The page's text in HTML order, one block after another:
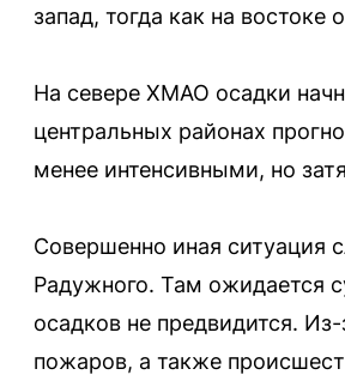
запад, тогда как на
На севере ХМАО осадки
центральных районах
менее интенсивными, но
Совершенно иная ситуация
Радужного. Там ожидается
осадков не предвидится.
пожаров, а также